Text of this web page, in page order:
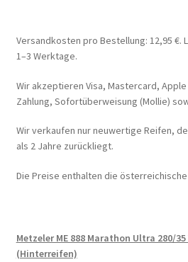
Versandkosten pro Bestellung: 12,95 €.
1–3 Werktage.
Wir akzeptieren Visa, Mastercard, Apple
Zahlung, Sofortüberweisung (Mollie)
Wir verkaufen nur neuwertige Reifen,
als 2 Jahre zurückliegt.
Die Preise enthalten die
Metzeler ME 888 Marathon Ultra 280/35
(Hinterreifen)